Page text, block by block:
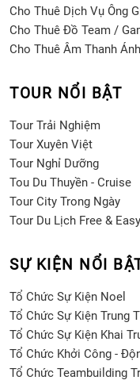
Cho Thuê Dịch Vụ Ông
Cho Thuê Đồ Team /
Cho Thuê Âm Thanh
TOUR NỔI BẬT
Tour Trải Nghiệm
Tour Xuyên Việt
Tour Nghỉ Dưỡng
Tou Du Thuyền - Cruise
Tour City Trong Ngày
Tour Du Lịch Free & Easy
SỰ KIỆN NỔI
Tổ Chức Sự Kiện Noel
Tổ Chức Sự Kiện Trung
Tổ Chức Sự Kiện Khai
Tổ Chức Khởi Công -
Tổ Chức Teambuilding